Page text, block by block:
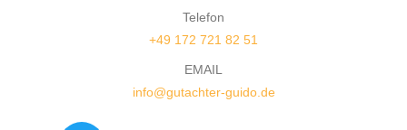
Telefon
+49 172 721 82 51
EMAIL
info@gutachter-guido.de